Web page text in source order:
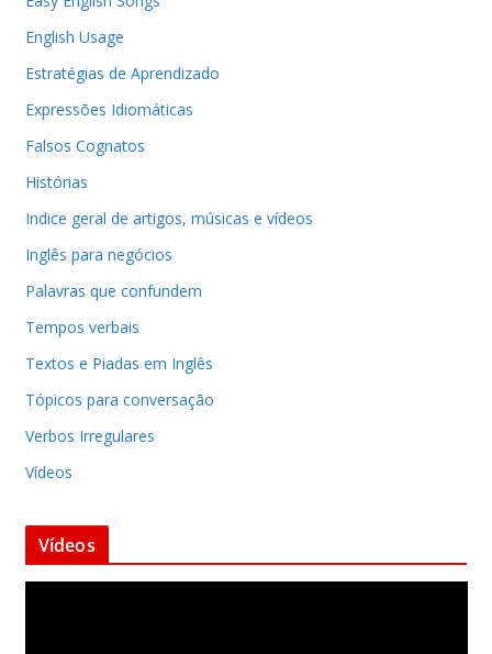
English Usage
Estratégias de Aprendizado
Expressões Idiomáticas
Falsos Cognatos
Histórias
Indice geral de artigos, músicas e vídeos
Inglês para negócios
Palavras que confundem
Tempos verbais
Textos e Piadas em Inglês
Tópicos para conversação
Verbos Irregulares
Vídeos
Vídeos